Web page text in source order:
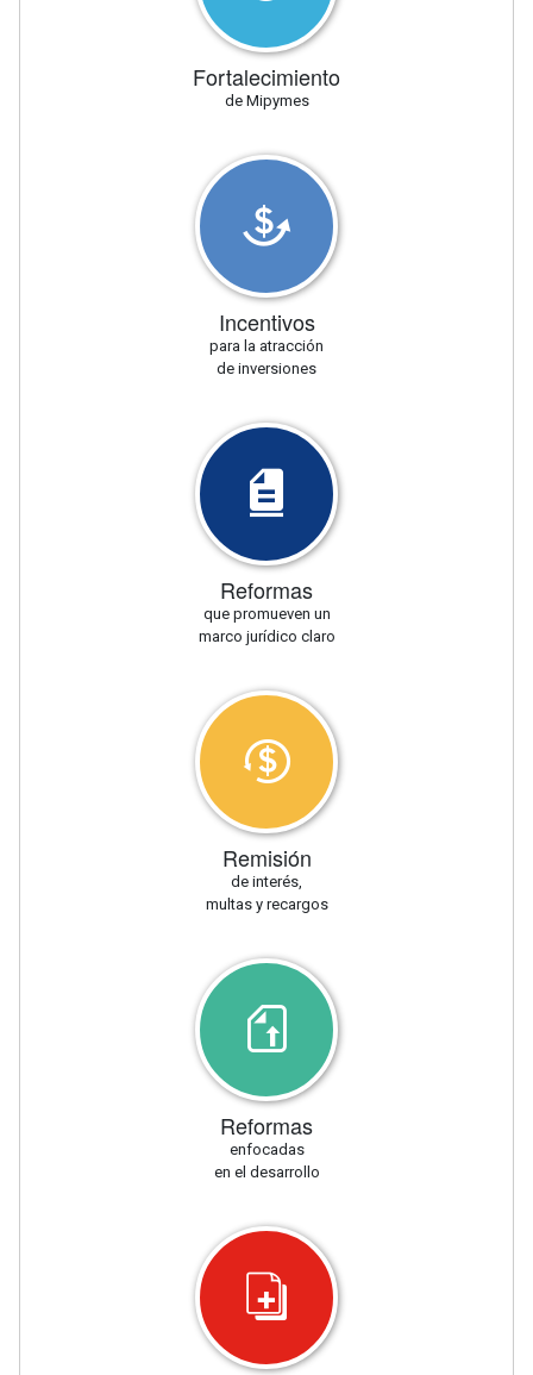
Fortalecimiento
de Mipymes
Incentivos
para la atracción
de inversiones
Reformas
que promueven un
marco jurídico claro
Remisión
de interés,
multas y recargos
Reformas
enfocadas
en el desarrollo